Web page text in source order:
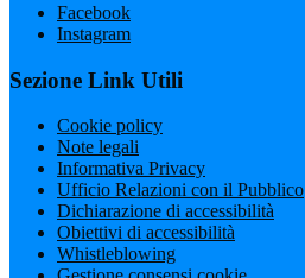
Facebook
Instagram
Sezione Link Utili
Cookie policy
Note legali
Informativa Privacy
Ufficio Relazioni con il Pubblico
Dichiarazione di accessibilità
Obiettivi di accessibilità
Whistleblowing